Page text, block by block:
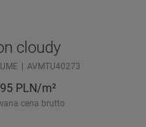
cloudy
AVMTU40273
PLN/m²
cena brutto